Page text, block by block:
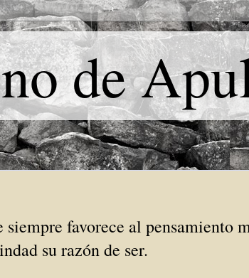
de
favorece al pensamiento
su razón de ser.